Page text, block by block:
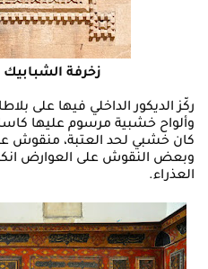
زخرفة الشبابيك
ركّز الديكور الداخلي فيها على
وألواح خشبية مرسوم عليها
كان خشبي لحد العتبة، منقوش
وبعض النقوش على العوارض
العذراء.